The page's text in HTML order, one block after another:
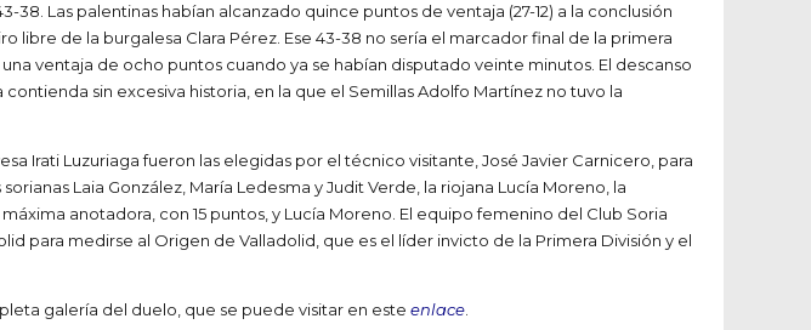
Las palentinas habían alcanzado quince puntos de ventaja (27-12) a la conclusión
de la burgalesa Clara Pérez. Ese 43-38 no sería el marcador final de la primera
ventaja de ocho puntos cuando ya se habían disputado veinte minutos. El descanso
sin excesiva historia, en la que el Semillas Adolfo Martínez no tuvo la
Irati Luzuriaga fueron las elegidas por el técnico visitante, José Javier Carnicero, para
Laia González, María Ledesma y Judit Verde, la riojana Lucía Moreno, la
anotadora, con 15 puntos, y Lucía Moreno. El equipo femenino del Club Soria
para medirse al Origen de Valladolid, que es el líder invicto de la Primera División y el
galería del duelo, que se puede visitar en este enlace.